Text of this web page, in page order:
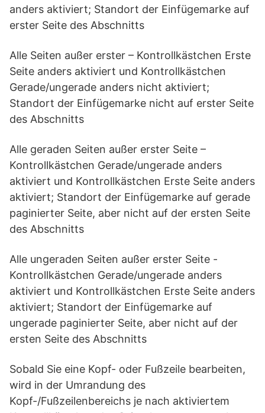
anders aktiviert; Standort der Einfügemarke auf
erster Seite des Abschnitts
Alle Seiten außer erster – Kontrollkästchen Erste
Seite anders aktiviert und Kontrollkästchen
Gerade/ungerade anders nicht aktiviert;
Standort der Einfügemarke nicht auf erster Seite
des Abschnitts
Alle geraden Seiten außer erster Seite –
Kontrollkästchen Gerade/ungerade anders
aktiviert und Kontrollkästchen Erste Seite anders
aktiviert; Standort der Einfügemarke auf gerade
paginierter Seite, aber nicht auf der ersten Seite
des Abschnitts
Alle ungeraden Seiten außer erster Seite -
Kontrollkästchen Gerade/ungerade anders
aktiviert und Kontrollkästchen Erste Seite anders
aktiviert; Standort der Einfügemarke auf
ungerade paginierter Seite, aber nicht auf der
ersten Seite des Abschnitts
Sobald Sie eine Kopf- oder Fußzeile bearbeiten,
wird in der Umrandung des
Kopf-/Fußzeilenbereichs je nach aktiviertem